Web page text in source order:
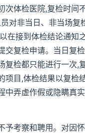
次体检医院,复检时间
对非当日、非当场复
在接到体检结论通知
交复检申请。当日复
复检都只能进行一次,
项目,体检结果以复检
中弄虚作假或隐瞒真
予考察和聘用。对因